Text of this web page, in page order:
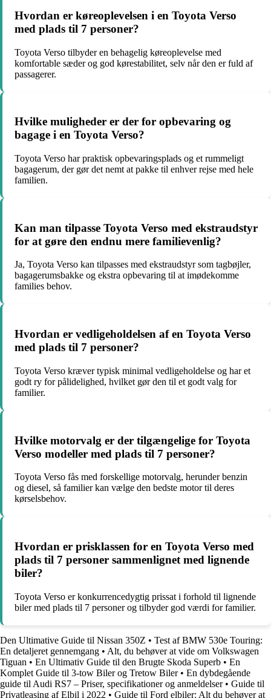
Hvordan er køreoplevelsen i en Toyota Verso
med plads til 7 personer?
Toyota Verso tilbyder en behagelig køreoplevelse med
komfortable sæder og god kørestabilitet, selv når den er fuld af
passagerer.
Hvilke muligheder er der for opbevaring og
bagage i en Toyota Verso?
Toyota Verso har praktisk opbevaringsplads og et rummeligt
bagagerum, der gør det nemt at pakke til enhver rejse med hele
familien.
Kan man tilpasse Toyota Verso med ekstraudstyr
for at gøre den endnu mere familievenlig?
Ja, Toyota Verso kan tilpasses med ekstraudstyr som tagbøjler,
bagagerumsbakke og ekstra opbevaring til at imødekomme
families behov.
Hvordan er vedligeholdelsen af en Toyota Verso
med plads til 7 personer?
Toyota Verso kræver typisk minimal vedligeholdelse og har et
godt ry for pålidelighed, hvilket gør den til et godt valg for
familier.
Hvilke motorvalg er der tilgængelige for Toyota
Verso modeller med plads til 7 personer?
Toyota Verso fås med forskellige motorvalg, herunder benzin
og diesel, så familier kan vælge den bedste motor til deres
kørselsbehov.
Hvordan er prisklassen for en Toyota Verso med
plads til 7 personer sammenlignet med lignende
biler?
Toyota Verso er konkurrencedygtig prissat i forhold til lignende
biler med plads til 7 personer og tilbyder god værdi for familier.
Den Ultimative Guide til Nissan 350Z • Test af BMW 530e Touring:
En detaljeret gennemgang • Alt, du behøver at vide om Volkswagen
Tiguan • En Ultimativ Guide til den Brugte Skoda Superb • En
Komplet Guide til 3-tow Biler og Tretow Biler• En dybdegående
guide til Audi RS7 – Priser, specifikationer og anmeldelser• Guide til
Privatleasing af Elbil i 2022 • Guide til Ford elbiler: Alt du behøver at